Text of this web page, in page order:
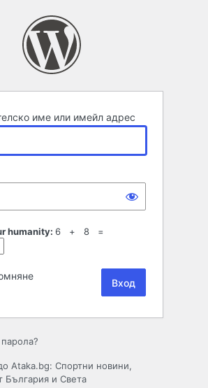
име или имейл адрес
humanity: 6 + 8 =
Ataka.bg: Спортни новини,
България и Света